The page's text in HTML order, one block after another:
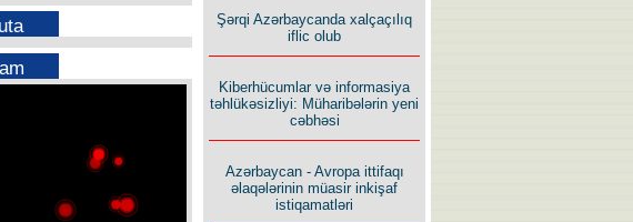
Şərqi Azərbaycanda xalçaçılıq
iflic olub
Kiberhücumlar və informasiya
təhlükəsizliyi: Müharibələrin yeni
cəbhəsi
Azərbaycan - Avropa ittifaqı
əlaqələrinin müasir inkişaf
istiqamatləri